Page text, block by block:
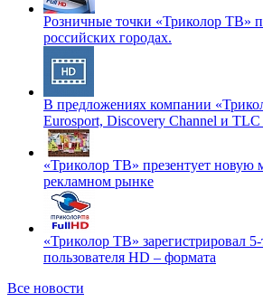
Розничные точки «Триколор ТВ»
российских городах.
В предложениях компании
Eurosport, Discovery Channel и
«Триколор ТВ» презентует новую
рекламном рынке
«Триколор ТВ» зарегистрировал
пользователя HD – формата
Все новости